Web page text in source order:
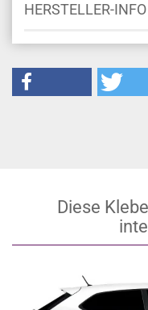
HERSTELLER-INFO
Diese